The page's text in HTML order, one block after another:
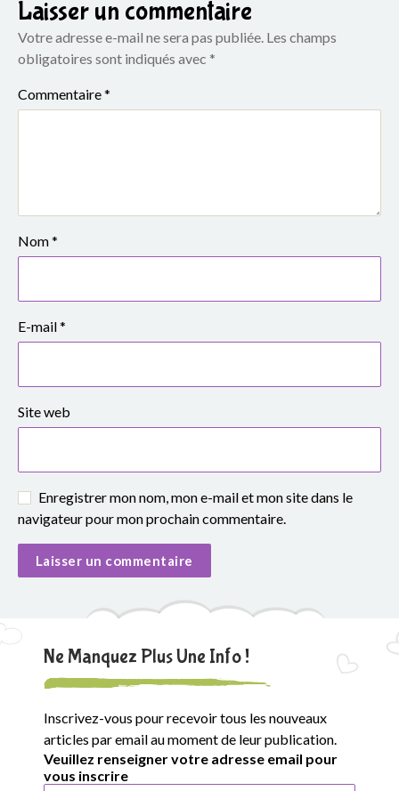
e
S
i
m
e
V
e
i
l
Laisser un commentaire
Votre adresse e-mail ne sera pas publiée. Les champs
obligatoires sont indiqués avec *
Commentaire*
Nom*
E-mail*
Site web
Enregistrer mon nom, mon e-mail et mon site dans le
navigateur pour mon prochain commentaire.
Ne Manquez Plus Une Info !
Inscrivez-vous pour recevoir tous les nouveaux
articles par email au moment de leur publication.
Veuillez renseigner votre adresse email pour
vous inscrire